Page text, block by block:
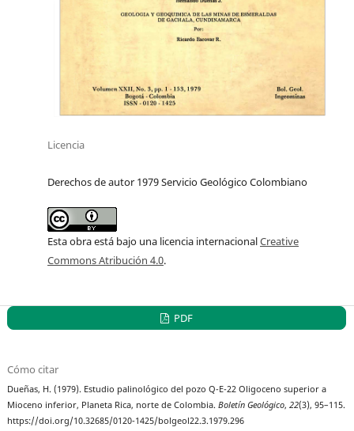
Licencia
Derechos de autor 1979 Servicio Geológico Colombiano
Esta obra está bajo una licencia internacionalCreative
Commons Atribución 4.0.
PDF
Cómo citar
Dueñas, H. (1979). Estudio palinológico del pozo Q-E-22 Oligoceno superior a
Mioceno inferior, Planeta Rica, norte de Colombia.Boletín Geológico,22(3), 95–115.
https://doi.org/10.32685/0120-1425/bolgeol22.3.1979.296